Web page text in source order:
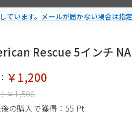
います。メールが届かない場合は指
Rescue 5インチ
￥1,200
￥1,500
の購入で獲得： 55 Pt